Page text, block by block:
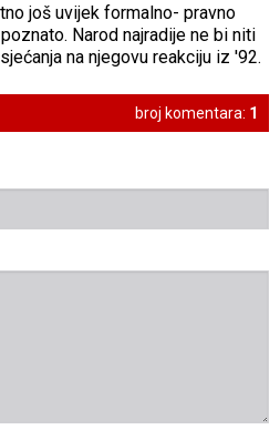
još uvijek formalno- pravno
Narod najradije ne bi niti
na njegovu reakciju iz '92.
broj komentara: 1